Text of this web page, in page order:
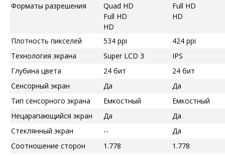
Форматы разрешения
Quad HD
Full HD
HD
Full HD
HD
Плотность пикселей 534 ppi
424 ppi
Технология экрана
Super LCD 3
IPS
Глубина цвета
24 бит
24 бит
Сенсорный экран
Да
Да
Тип сенсорного экрана
Емкостный
Емкостный
Нецарапающийся экран
Да
Да
Стеклянный экран
--
Да
Соотношение сторон
1.778
1.778